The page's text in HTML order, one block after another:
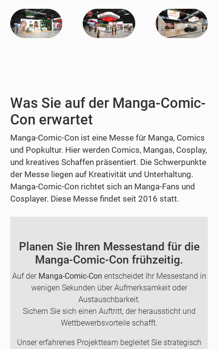
Was Sie auf der Manga-Comic-
Con erwartet
Manga-Comic-Con ist eine Messe für Manga, Comics
und Popkultur. Hier werden Comics, Mangas, Cosplay,
und kreatives Schaffen präsentiert. Die Schwerpunkte
der Messe liegen auf Kreativität und Unterhaltung.
Manga-Comic-Con richtet sich an Manga-Fans und
Cosplayer. Diese Messe findet seit 2016 statt.
Planen Sie Ihren Messestand für die
Manga-Comic-Con frühzeitig.
Auf der Manga-Comic-Con entscheidet Ihr Messestand in
wenigen Sekunden über Aufmerksamkeit oder
Austauschbarkeit.
Sichern Sie sich einen Auftritt, der heraussticht und
Wettbewerbsvorteile schafft.
Unser erfahrenes Projektteam begleitet Sie strategisch